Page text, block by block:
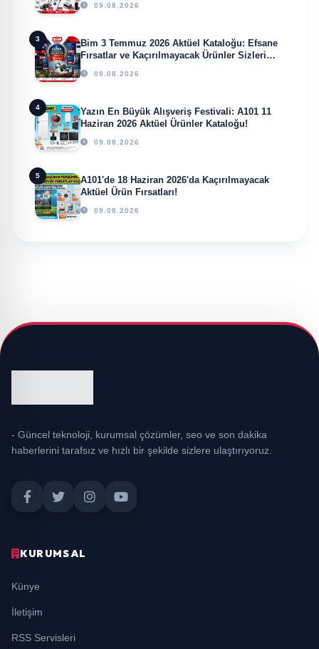
09.08.2026
3
Bim 3 Temmuz 2026 Aktüel Kataloğu: Efsane
Fırsatlar ve Kaçırılmayacak Ürünler Sizleri
09.08.2026
4
Yazın En Büyük Alışveriş Festivali: A101 11
Haziran 2026 Aktüel Ürünler Kataloğu!
09.08.2026
5
A101'de 18 Haziran 2026'da Kaçırılmayacak
Aktüel Ürün Fırsatları!
09.08.2026
- Güncel teknoloji, kurumsal çözümler, seo ve son dakika
haberlerini tarafsız ve hızlı bir şekilde sizlere ulaştırıyoruz.
KURUMSAL
Künye
İletişim
RSS Servisleri